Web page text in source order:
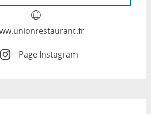
Page Instagram